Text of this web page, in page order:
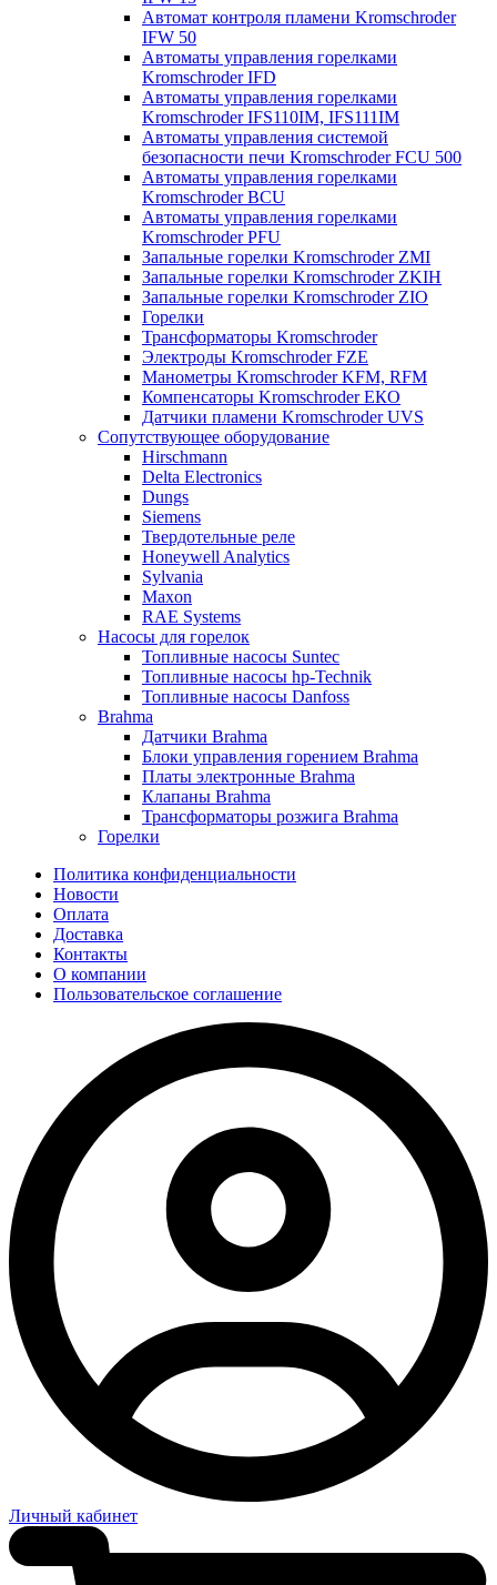
Автомат контроля пламени Kromschroder
IFW 50
Автоматы управления горелками
Kromschroder IFD
Автоматы управления горелками
Kromschroder IFS110IM, IFS111IM
Автоматы управления системой
безопасности печи Kromschroder FCU 500
Автоматы управления горелками
Kromschroder BCU
Автоматы управления горелками
Kromschroder PFU
Запальные горелки Kromschroder ZМI
Запальные горелки Kromschroder ZKIH
Запальные горелки Kromschroder ZIO
Горелки
Трансформаторы Kromschroder
Электроды Kromschroder FZE
Манометры Kromschroder KFM, RFM
Компенсаторы Kromschroder ЕКО
Датчики пламени Kromschroder UVS
Сопутствующее оборудование
Hirschmann
Delta Electronics
Dungs
Siemens
Твердотельные реле
Honeywell Analytics
Sylvania
Maxon
RAE Systems
Насосы для горелок
Топливные насосы Suntec
Топливные насосы hp-Technik
Топливные насосы Danfoss
Brahma
Датчики Brahma
Блоки управления горением Brahma
Платы электронные Brahma
Клапаны Brahma
Трансформаторы розжига Brahma
Горелки
Политика конфиденциальности
Новости
Оплата
Доставка
Контакты
О компании
Пользовательское соглашение
Личный кабинет